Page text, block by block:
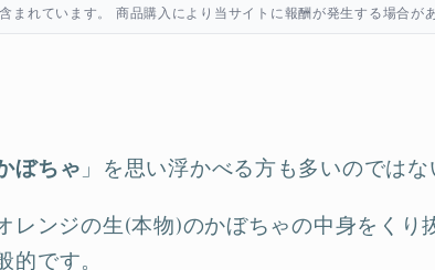
れています。 商品購入により当サイトに報酬が発生する場合が
ぼちゃ 」を思い浮かべる方も多いのではな
レンジの生(本物)のかぼちゃの中身をくり
的です。